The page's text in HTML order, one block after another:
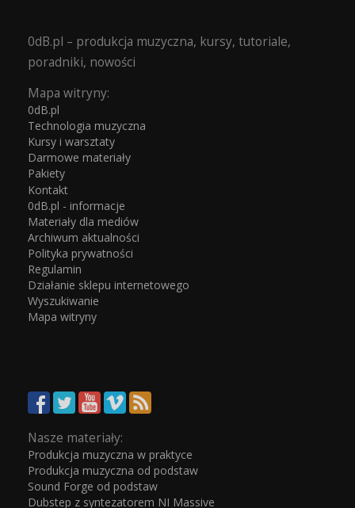
0dB.pl – produkcja muzyczna, kursy, tutoriale,
poradniki, nowości
Mapa witryny:
0dB.pl
Technologia muzyczna
Kursy i warsztaty
Darmowe materiały
Pakiety
Kontakt
0dB.pl - informacje
Materiały dla mediów
Archiwum aktualności
Polityka prywatności
Regulamin
Działanie sklepu internetowego
Wyszukiwanie
Mapa witryny
Nasze materiały:
Produkcja muzyczna w praktyce
Produkcja muzyczna od podstaw
Sound Forge od podstaw
Dubstep z syntezatorem NI Massive